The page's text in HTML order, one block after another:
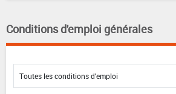
Conditions d'emploi générales